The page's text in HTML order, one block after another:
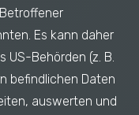
Es kann daher
US-Behörden (z. B.
befindlichen Daten
auswerten und